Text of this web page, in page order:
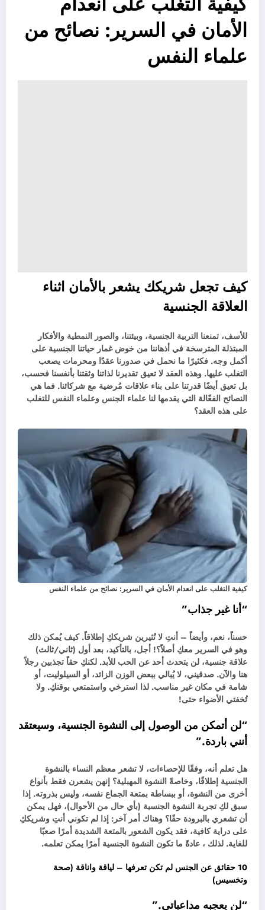
الأمان في السرير: نصائح من
علماء النفس
كيف تجعل شريكك يشعر بالأمان اثناء
العلاقة الجنسية
للأسف، تمنعنا التربية الجنسية، وبيئتنا، والصور النمطية والأفكار
المبتذلة المترسخة في أذهاننا من خوض غمار حياتنا الجنسية على
أكمل وجه. فكثيرًا ما نحمل في صدورنا عقدًا ومحرمات يصعب
التغلب عليها. وهذه العقد لا تعيق تقديرنا لذاتنا وثقتنا بأنفسنا فحسب،
بل تعيق أيضًا قدرتنا على بناء علاقات مُرضية مع شركائنا. فما هي
النصائح الفعّالة التي يقدمها لنا علماء الجنس وعلماء النفس للتغلب
على هذه العقد؟
كيفية التغلب على انعدام الأمان في السرير: نصائح من علماء النفس
“أنا غير جذاب”
حسناً، نعم، وأيضاً – أنتِ لا تُثيرين شريككِ إطلاقاً. كيف يُمكن ذلك
وهو في السرير معكِ أصلاً؟! أجل، بالتأكيد، بعد أول (ثاني/ثالث)
علاقة جنسية، لن يتحدث أحد عن الحب للأبد. لكنكِ حقاً تجذبين رجلاً
هنا والآن. صدقيني، لا يُبالي ببعض الوزن الزائد، أو السيلوليت، أو
شامة في مكان غير مناسب. لذا استرخي واستمتعي بوقتكِ. ولا
تُخفتي الأضواء حتى!
“لن أتمكن من الوصول إلى النشوة الجنسية، وسيعتقد
أنني باردة.”
هل تعلم أنه، وفقًا للإحصاءات، لا تشعر معظم النساء بالنشوة
الجنسية إطلاقًا، وخاصةً النشوة المهبلية؟ إنهن يشعرن فقط بأنواع
أخرى من النشوة، أو ببساطة بمتعة الجماع نفسه، وليس بذروته. إذا
سبق لكِ تجربة النشوة الجنسية (بأي حال من الأحوال)، فهل يمكن
أن تشعري بالبرودة حقًا؟ وهناك أمر آخر: إذا لم تكوني أنتِ وشريككِ
على دراية كافية، فقد يكون الشعور بالمتعة الشديدة أمرًا صعبًا
للغاية. لذلك ، عادةً ما تكون النشوة الجنسية أمرًا يمكن تعلمه.
10 حقائق عن الجنس لم تكن تعرفها – لياقة واناقة (صحة
وتخسيس)
“لن يعجبه مداعباتي.”